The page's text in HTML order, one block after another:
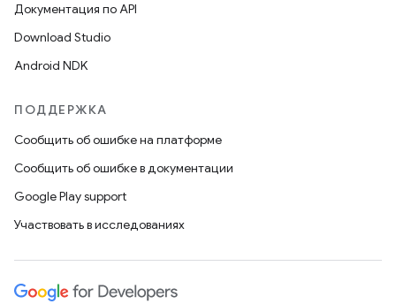
Документация по API
Download Studio
Android NDK
ПОДДЕРЖКА
Сообщить об ошибке на платформе
Сообщить об ошибке в документации
Google Play support
Участвовать в исследованиях